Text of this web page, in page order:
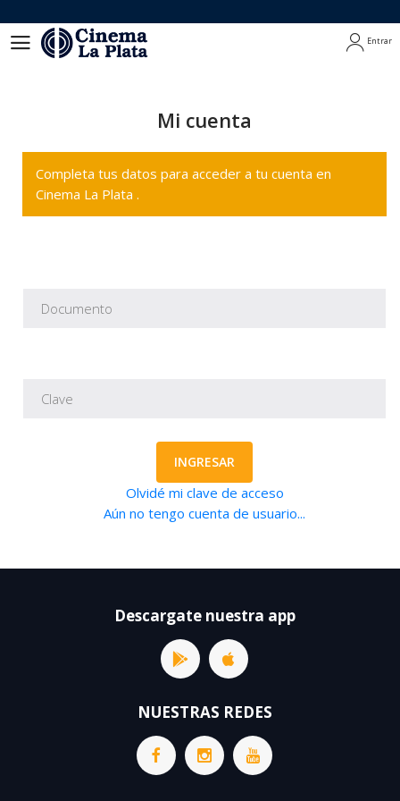
Entrar
Mi cuenta
Completa tus datos para acceder a tu cuenta en
Cinema La Plata .
INGRESAR
Olvidé mi clave de acceso
Aún no tengo cuenta de usuario...
Descargate nuestra app
NUESTRAS REDES